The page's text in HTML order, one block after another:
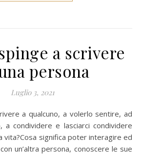
a scrivere
persona
Luglio 3, 2021
a condividere e lasciarci condividere
vita?Cosa significa poter interagire ed
un’altra persona, conoscere le sue